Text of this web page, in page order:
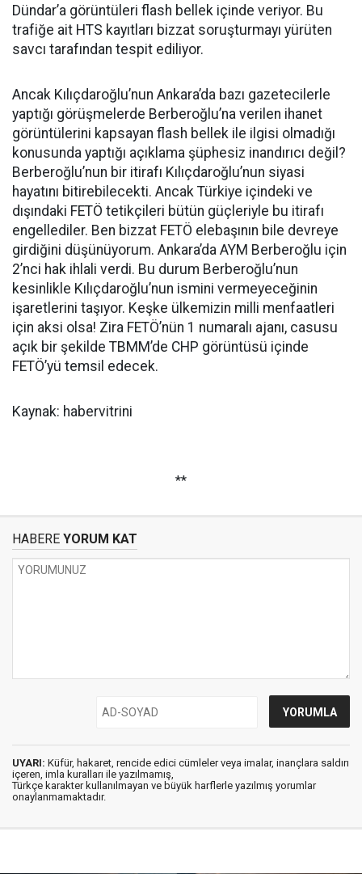
Dündar’a görüntüleri flash bellek içinde veriyor. Bu
trafiğe ait HTS kayıtları bizzat soruşturmayı yürüten
savcı tarafından tespit ediliyor.
Ancak Kılıçdaroğlu’nun Ankara’da bazı gazetecilerle
yaptığı görüşmelerde Berberoğlu’na verilen ihanet
görüntülerini kapsayan flash bellek ile ilgisi olmadığı
konusunda yaptığı açıklama şüphesiz inandırıcı değil?
Berberoğlu’nun bir itirafı Kılıçdaroğlu’nun siyasi
hayatını bitirebilecekti. Ancak Türkiye içindeki ve
dışındaki FETÖ tetikçileri bütün güçleriyle bu itirafı
engellediler. Ben bizzat FETÖ elebaşının bile devreye
girdiğini düşünüyorum. Ankara’da AYM Berberoğlu için
2’nci hak ihlali verdi. Bu durum Berberoğlu’nun
kesinlikle Kılıçdaroğlu’nun ismini vermeyeceğinin
işaretlerini taşıyor. Keşke ülkemizin milli menfaatleri
için aksi olsa! Zira FETÖ’nün 1 numaralı ajanı, casusu
açık bir şekilde TBMM’de CHP görüntüsü içinde
FETÖ’yü temsil edecek.
Kaynak: habervitrini
**
HABERE YORUM KAT
UYARI: Küfür, hakaret, rencide edici cümleler veya imalar, inançlara saldırı
içeren, imla kuralları ile yazılmamış,
Türkçe karakter kullanılmayan ve büyük harflerle yazılmış yorumlar
onaylanmamaktadır.